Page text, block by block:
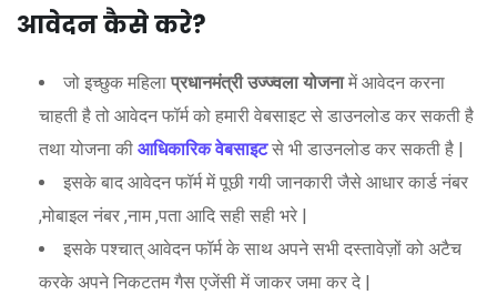
आवेदन कैसे करे?
जो इच्छुक महिलाप्रधानमंत्री उज्ज्वला योजनामें आवेदन करना
चाहती है तो आवेदन फॉर्म को हमारी वेबसाइट से डाउनलोड कर सकती है
तथा योजना की आधिकारिक वेबसाइटसे भी डाउनलोड कर सकती है |
इसके बाद आवेदन फॉर्म में पूछी गयी जानकारी जैसे आधार कार्ड नंबर
,मोबाइल नंबर ,नाम ,पता आदि सही सही भरे |
इसके पश्चात् आवेदन फॉर्म के साथ अपने सभी दस्तावेज़ों को अटैच
करके अपने निकटतम गैस एजेंसी में जाकर जमा कर दे |